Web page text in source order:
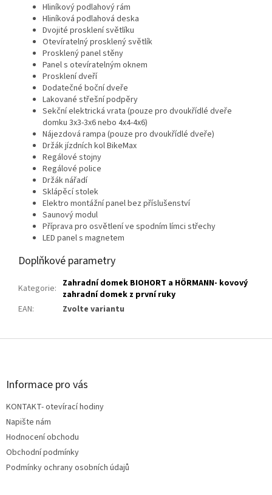
Hliníkový podlahový rám
Hliníková podlahová deska
Dvojité prosklení světlíku
Otevíratelný prosklený světlík
Prosklený panel stěny
Panel s otevíratelným oknem
Prosklení dveří
Dodatečné boční dveře
Lakované střešní podpěry
Sekční elektrická vrata (pouze pro dvoukřídlé dveře
domku 3x3-3x6 nebo 4x4-4x6)
Nájezdová rampa (pouze pro dvoukřídlé dveře)
Držák jízdních kol BikeMax
Regálové stojny
Regálové police
Držák nářadí
Sklápěcí stolek
Elektro montážní panel bez příslušenství
Saunový modul
Příprava pro osvětlení ve spodním límci střechy
LED panel s magnetem
Doplňkové parametry
Kategorie: Zahradní domek BIOHORT a HÖRMANN- kovový
zahradní domek z první ruky
EAN: Zvolte variantu
Z
Informace pro vás
KONTAKT- otevírací hodiny
Napište nám
Hodnocení obchodu
Obchodní podmínky
Podmínky ochrany osobních údajů